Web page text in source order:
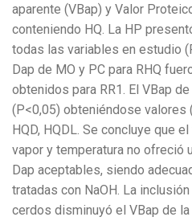
aparente (VBap) y Valor
conteniendo HQ. La HP
todas las variables en estudio
Dap de MO y PC para RHQ
obtenidos para RR1. El VBap
(P<0,05) obteniéndose valores
HQD, HQDL. Se concluye que
vapor y temperatura no ofreció
Dap aceptables, siendo
tratadas con NaOH. La
cerdos disminuyó el VBap de